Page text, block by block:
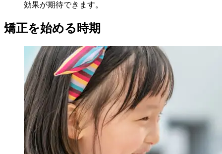
効果が期待できます。
矯正を始める時期